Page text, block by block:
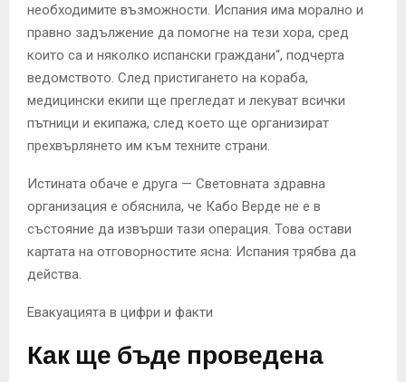
необходимите възможности. Испания има морално и
правно задължение да помогне на тези хора, сред
които са и няколко испански граждани“, подчерта
ведомството. След пристигането на кораба,
медицински екипи ще прегледат и лекуват всички
пътници и екипажа, след което ще организират
прехвърлянето им към техните страни.
Истината обаче е друга — Световната здравна
организация е обяснила, че Кабо Верде не е в
състояние да извърши тази операция. Това остави
картата на отговорностите ясна: Испания трябва да
действа.
Евакуацията в цифри и факти
Как ще бъде проведена